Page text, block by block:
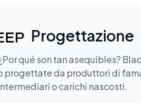
Progettazione
qué son tan asequibles?
progettate da produttori di
o carichi nascosti.